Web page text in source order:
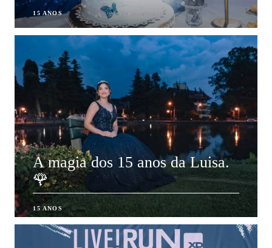
15 ANOS
A magia dos 15 anos da Luisa.
🌹
15 ANOS